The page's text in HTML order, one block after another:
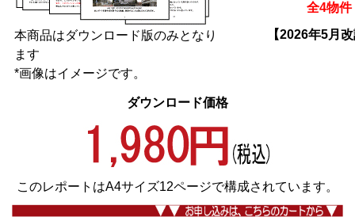
本商品はダウンロード版のみとなり
ます
*画像はイメージです。
全4物件
【2026年5月
ダウンロード価格
このレポートはA4サイズ12ページで構成されています。